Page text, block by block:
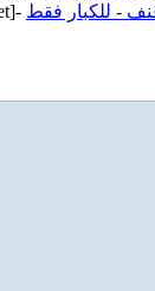
- للكبار فقط